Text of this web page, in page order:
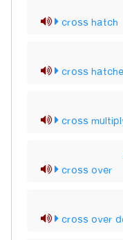
cross hatch
cross
cross
cross over
cross over